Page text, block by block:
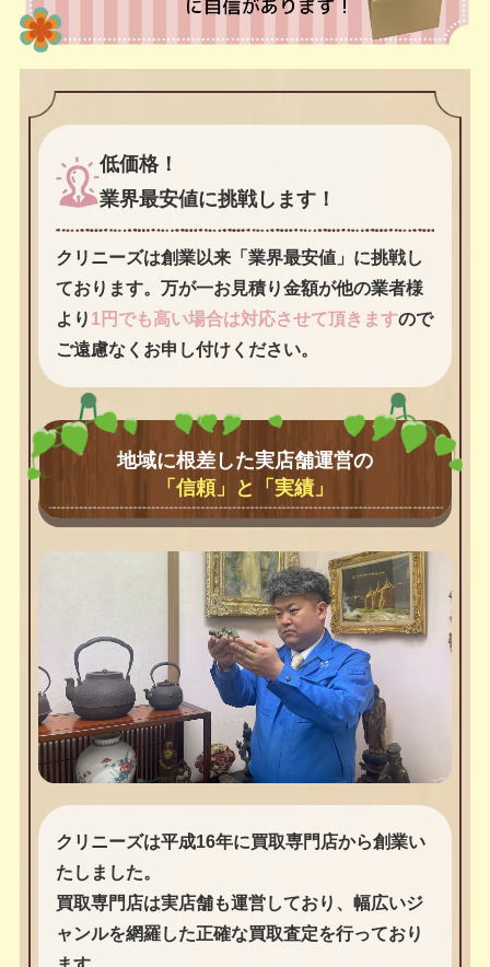
低価格！
業界最安値に挑戦します！
クリニーズは創業以来「業界最安値」に挑戦し
ております。万が一お見積り金額が他の業者様
より 1円でも高い場合は対応させて頂きますので
ご遠慮なくお申し付けください。
地域に根差した実店舗運営の
「信頼」と「実績」
クリニーズは平成16年に買取専門店から創業い
たしました。
買取専門店は実店舗も運営しており、幅広いジ
ャンルを網羅した正確な買取査定を行っており